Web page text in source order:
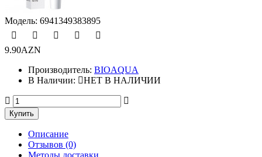
Модель: 6941349383895
9.90AZN
Производитель: BIOAQUA
В Наличии:
НЕТ В НАЛИЧИИ
Описание
Отзывов (0)
Методы доставки